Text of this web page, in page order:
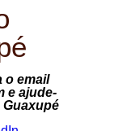
o email
e ajude-